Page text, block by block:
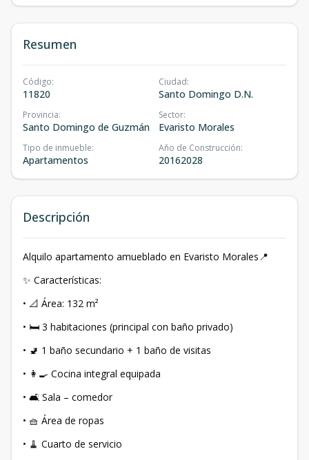
Resumen
Código:
11820
Ciudad:
Santo Domingo D.N.
Provincia:
Santo Domingo de Guzmán
Sector:
Evaristo Morales
Tipo de inmueble:
Apartamentos
Año de Construcción:
20162028
Descripción
Alquilo apartamento amueblado en Evaristo Morales📍
✨ Características:
• 📐 Área: 132 m²
• 🛏️ 3 habitaciones (principal con baño privado)
• 🚽 1 baño secundario + 1 baño de visitas
• 👩‍🍳 Cocina integral equipada
• 🛋️ Sala – comedor
• 🧺 Área de ropas
• 🧹 Cuarto de servicio